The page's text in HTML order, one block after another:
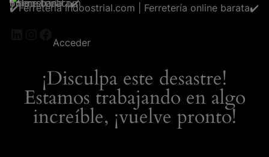
✔️Ferreteria Indoostrial.com | Ferretería online barata✔️
LinkedIn
Instagram
Facebook
Acceder
¡Disculpa este desastre!
Estamos trabajando en algo
increíble, ¡vuelve pronto!